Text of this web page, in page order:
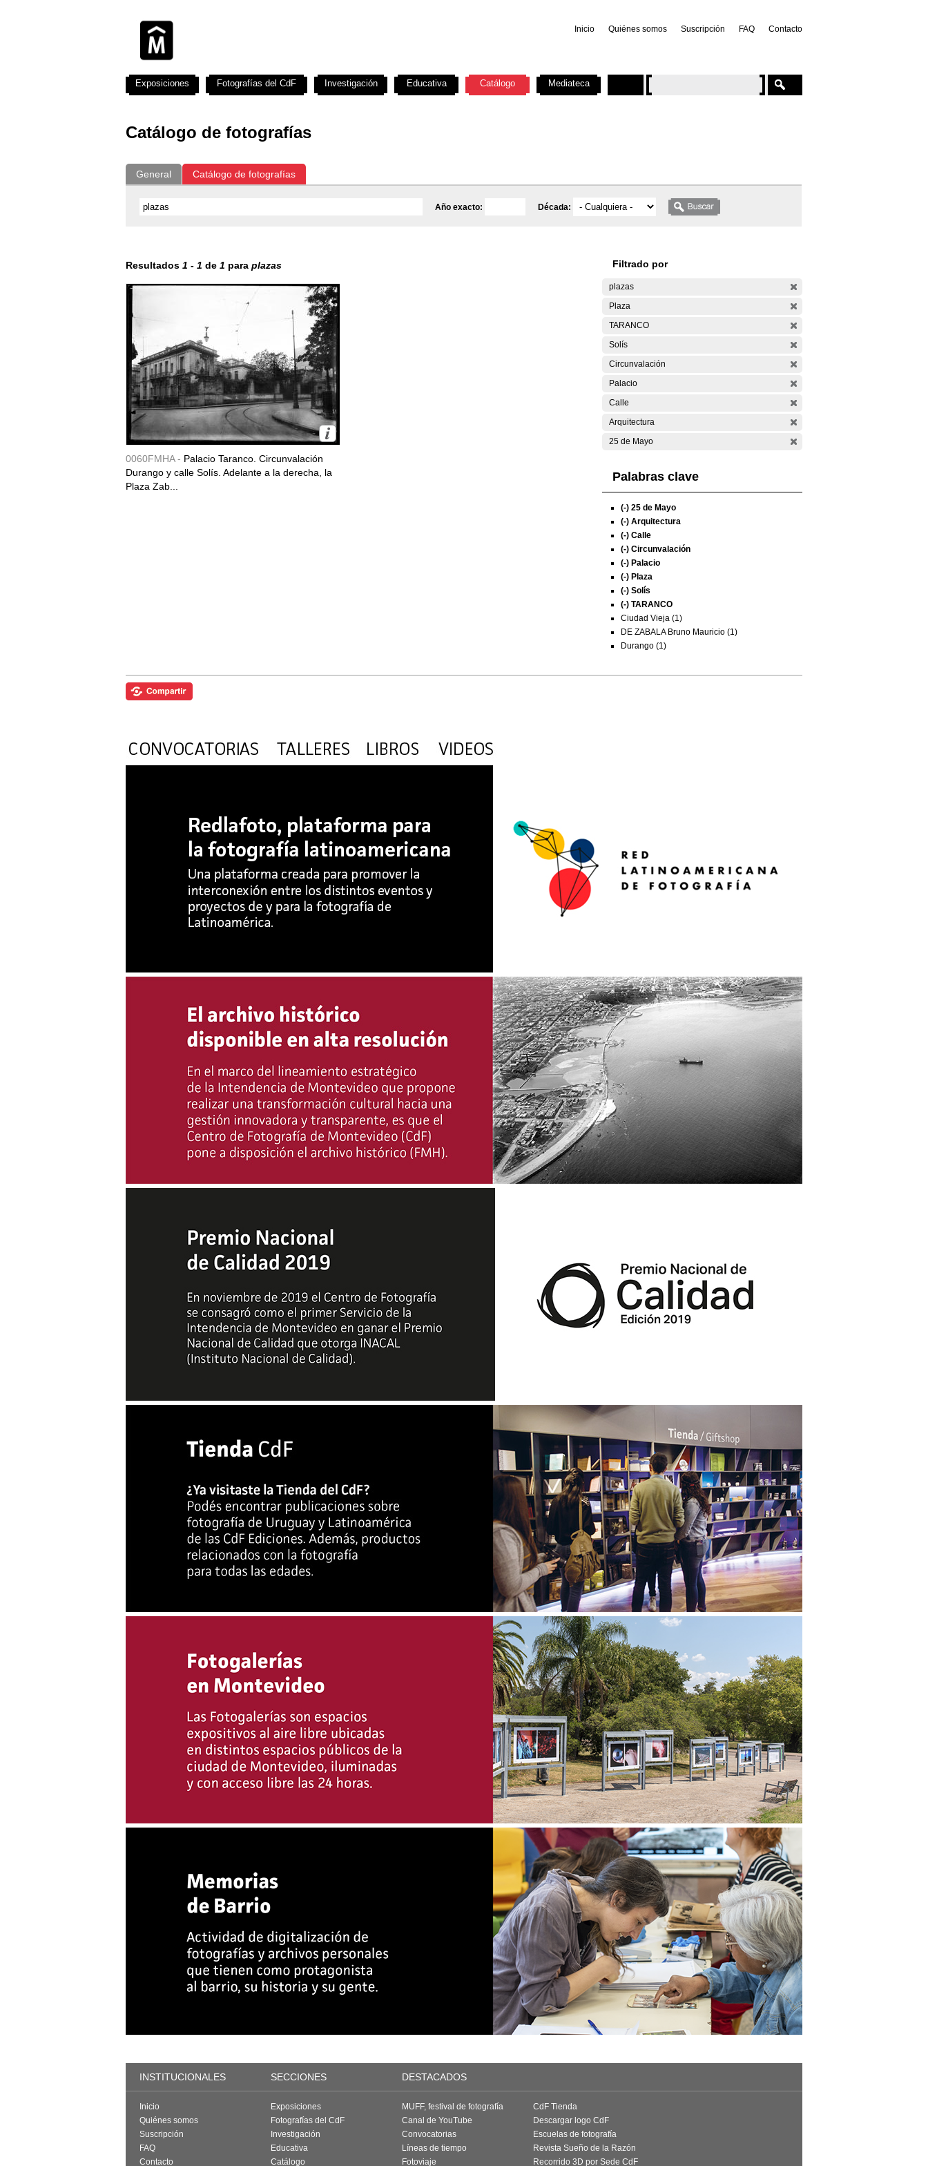
Inicio Quiénes somos Suscripción FAQ Contacto
Catálogo de fotografías
General Catálogo de fotografías
Año exacto: Década:
Resultados 1 - 1 de 1 para plazas
0060FMHA - Palacio Taranco. Circunvalación
Durango y calle Solís. Adelante a la derecha, la
Plaza Zab...
Filtrado por
plazas
Plaza
TARANCO
Solís
Circunvalación
Palacio
Calle
Arquitectura
25 de Mayo
Palabras clave
(-) 25 de Mayo
(-) Arquitectura
(-) Calle
(-) Circunvalación
(-) Palacio
(-) Plaza
(-) Solís
(-) TARANCO
Ciudad Vieja (1)
DE ZABALA Bruno Mauricio (1)
Durango (1)
Exposiciones Fotografías del CdF Investigación Educativa Catálogo Mediateca
INSTITUCIONALES SECCIONES DESTACADOS
Inicio
Quiénes somos
Suscripción
FAQ
Contacto
Exposiciones
Fotografías del CdF
Investigación
Educativa
Catálogo
MUFF, festival de fotografía
Canal de YouTube
Convocatorias
Líneas de tiempo
Fotoviaje
CdF Tienda
Descargar logo CdF
Escuelas de fotografía
Revista Sueño de la Razón
Recorrido 3D por Sede CdF